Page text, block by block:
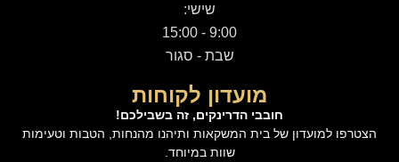
שישי:
9:00 - 15:00
שבת - סגור
מועדון לקוחות
חובבי הדרינקים, זה בשבילכם!
הצטרפו למועדון של בית המשקאות ותיהנו מהנחות, הטבות וטעימות
שוות במיוחד.